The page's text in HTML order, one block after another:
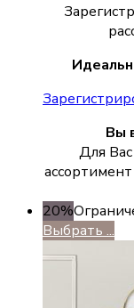
Вы
Для Вас
20%
Выбрать ...